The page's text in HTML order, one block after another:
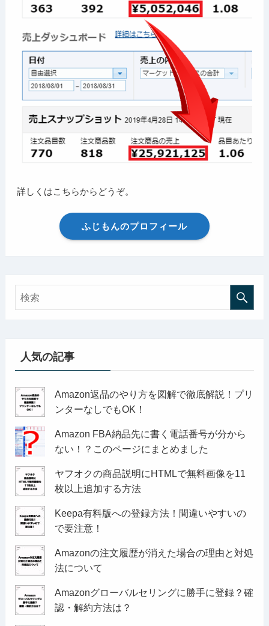
詳しくはこちらからどうぞ。
ふじもんのプロフィール
人気の記事
Amazon返品のやり方を図解で徹底解説！プリ
ンターなしでもOK！
Amazon FBA納品先に書く電話番号が分から
ない！？このページにまとめました
ヤフオクの商品説明にHTMLで無料画像を11
枚以上追加する方法
Keepa有料版への登録方法！間違いやすいの
で要注意！
Amazonの注文履歴が消えた場合の理由と対処
法について
Amazonグローバルセリングに勝手に登録？確
認・解約方法は？